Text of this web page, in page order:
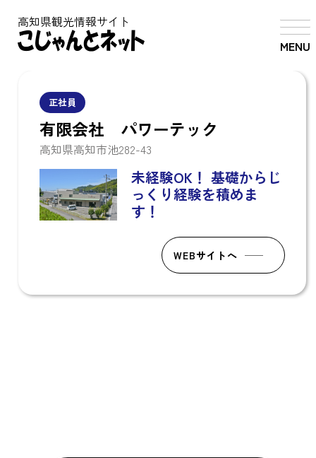
MENU
高知県観光情報サイト
正社員
有限会社 パワーテック
高知県高知市池282-43
未経験OK！ 基礎からじ
っくり経験を積めま
す！
WEBサイトへ